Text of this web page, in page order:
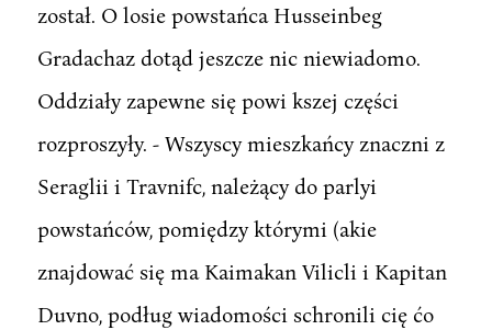
został. O losie powstańca Husseinbeg
Gradachaz dotąd jeszcze nic niewiadomo.
Oddziały zapewne się powi kszej części
rozproszyły. - Wszyscy mieszkańcy znaczni z
Seraglii i Travnifc, należący do parlyi
powstańców, pomiędzy którymi (akie
znajdować się ma Kaimakan Vilicli i Kapitan
Duvno, podług wiadomości schronili cię ćo